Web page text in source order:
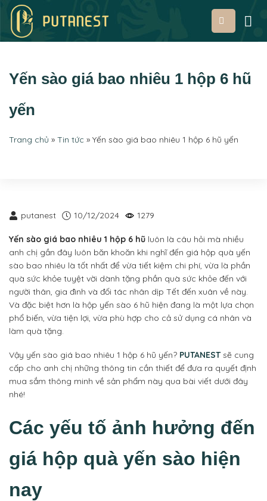
Bỏ
nội
Yến sào giá bao nhiêu 1 hộp 6 hũ
yến
Trang chủ » Tin tức » Yến sào giá bao nhiêu 1 hộp 6 hũ yến
putanest 10/12/2024 1279
Yến sào giá bao nhiêu 1 hộp 6 hũ luôn là câu hỏi mà nhiều
anh chị gần đây luôn băn khoăn khi nghĩ đến giá hộp quà yến
sào bao nhiêu là tốt nhất để vừa tiết kiệm chi phí, vừa là phần
quà sức khỏe tuyệt vời dành tặng phần quà sức khỏe đến với
người thân, gia đình và đối tác nhân dịp Tết đến xuân về này.
Và đặc biệt hơn là hộp yến sào 6 hũ hiện đang là một lựa chọn
phổ biến, vừa tiện lợi, vừa phù hợp cho cả sử dụng cá nhân và
làm quà tặng.
Vậy yến sào giá bao nhiêu 1 hộp 6 hũ yến? PUTANESTsẽ cung
cấp cho anh chị những thông tin cần thiết để đưa ra quyết định
mua sắm thông minh về sản phẩm này qua bài viết dưới đây
nhé!
Các yếu tố ảnh hưởng đến
giá hộp quà yến sào hiện
nay